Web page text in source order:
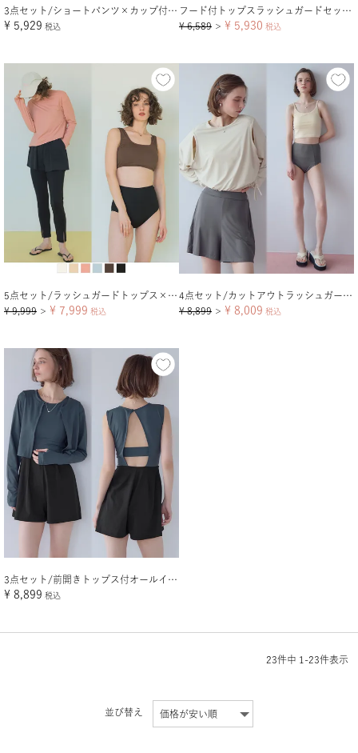
3点セット/ショートパンツ×カップ付長袖ビキニ/水着
¥ 5,929 税込
フード付トップスラッシュガードセットアップ
¥ 6,589 ＞ ¥ 5,930 税込
5点セット/ラッシュガードトップス×レギンス付ビキニ/水着
¥ 9,999 ＞ ¥ 7,999 税込
4点セット/カットアウトラッシュガード×ビキニ/水着
¥ 8,899 ＞ ¥ 8,009 税込
3点セット/前開きトップス付オールインワン/ラッシュガード
¥ 8,899 税込
23件中 1 -23件表示
並び替え